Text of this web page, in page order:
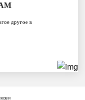
другое в
И